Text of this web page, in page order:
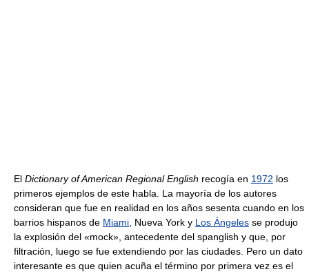
El Dictionary of American Regional English recogía en 1972 los
primeros ejemplos de este habla. La mayoría de los autores
consideran que fue en realidad en los años sesenta cuando en los
barrios hispanos de Miami , Nueva York y Los Ángeles se produjo
la explosión del «mock», antecedente del spanglish y que, por
filtración, luego se fue extendiendo por las ciudades. Pero un dato
interesante es que quien acuña el término por primera vez es el